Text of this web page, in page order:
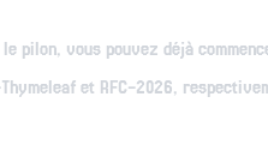
pilon, vous pouvez déjà
et RFC-2026,